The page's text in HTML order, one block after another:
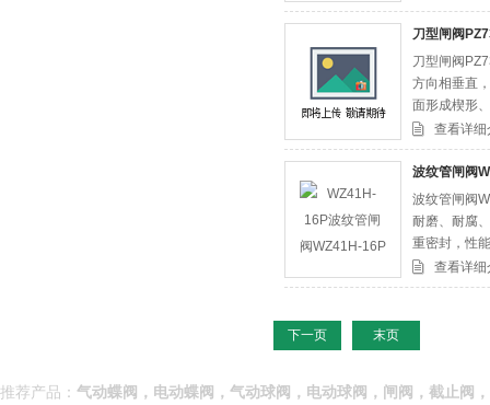
刀型闸阀
刀型闸阀
方向相垂直
面形成楔形
做成能产生
查看详细
波纹管闸阀
波纹管闸阀
耐磨、耐腐
重密封，性
查看详细
下一页 末页
推荐产品： 气动蝶阀，电动蝶阀，气动球阀，电动球阀，闸阀，截止阀